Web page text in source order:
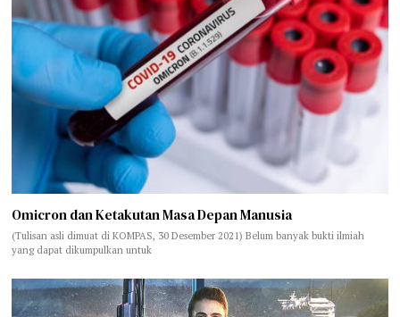
Omicron dan Ketakutan Masa Depan Manusia
(Tulisan asli dimuat di KOMPAS, 30 Desember 2021) Belum banyak bukti ilmiah
yang dapat dikumpulkan untuk